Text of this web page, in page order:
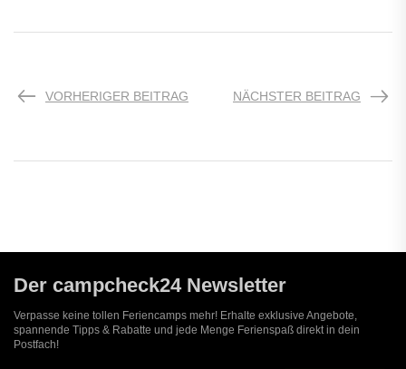
VORHERIGER BEITRAG NÄCHSTER BEITRAG
Der campcheck24 Newsletter
Verpasse keine tollen Feriencamps mehr! Erhalte exklusive Angebote,
spannende Tipps & Rabatte und jede Menge Ferienspaß direkt in dein
Postfach!